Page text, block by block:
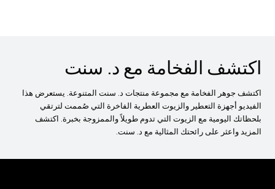
اكتشف الفخامة مع د. سنت
اكتشف جوهر الفخامة مع مجموعة منتجات د. سنت المتنوعة. يستعرض هذا
الفيديو أجهزة التعطير والزيوت العطرية الفاخرة التي صُممت لترتقي
بلحظاتك اليومية مع الزيوت التي تدوم طويلاً والممزوجة بخبرة. اكتشف
المزيد واعثر على رائحتك المثالية مع د. سنت.